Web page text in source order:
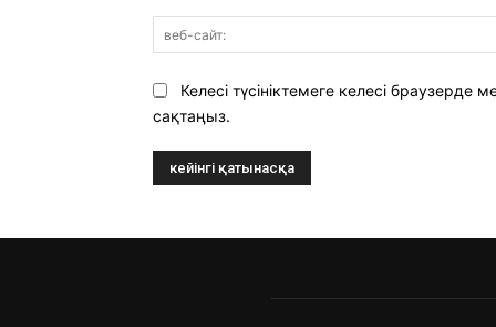
Келесі түсініктемеге келесі
сақтаңыз.